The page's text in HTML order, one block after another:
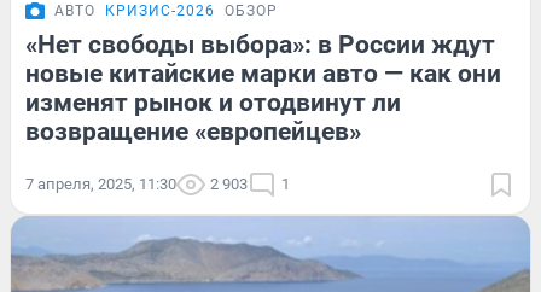
АВТО КРИЗИС-2026 ОБЗОР
«Нет свободы выбора»: в России ждут
новые китайские марки авто — как они
изменят рынок и отодвинут ли
возвращение «европейцев»
7 апреля, 2025, 11:30 2 903 1